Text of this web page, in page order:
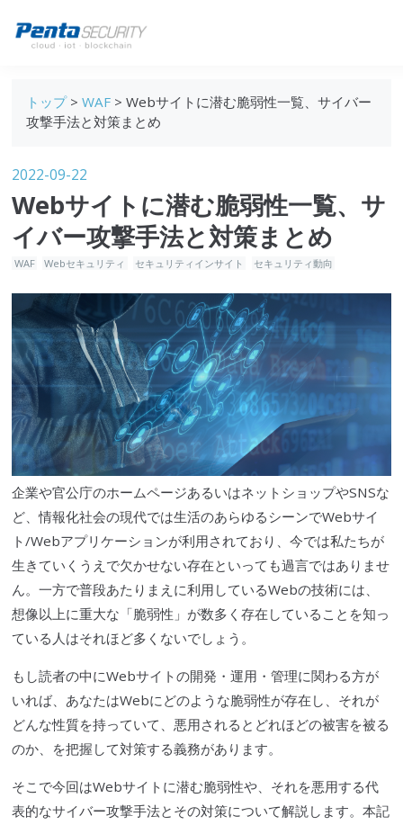
Webセキュリティ
技術ブログ
トップ> WAF> Webサイトに潜む脆弱性一覧、サイバー
攻撃手法と対策まとめ
2022-09-22
Webサイトに潜む脆弱性一覧、サ
イバー攻撃手法と対策まとめ
WAF Webセキュリティ セキュリティインサイト セキュリティ動向
企業や官公庁のホームページあるいはネットショップやSNSな
ど、情報化社会の現代では生活のあらゆるシーンでWebサイ
ト/Webアプリケーションが利用されており、今では私たちが
生きていくうえで欠かせない存在といっても過言ではありませ
ん。一方で普段あたりまえに利用しているWebの技術には、
想像以上に重大な「脆弱性 」が数多く存在していることを知っ
ている人はそれほど多くないでしょう。
もし読者の中にWebサイトの開発・運用・管理に関わる方が
いれば、あなたはWebにどのような脆弱性が存在し、それが
どんな性質を持っていて、悪用されるとどれほどの被害を被る
のか、を把握して対策する義務があります。
そこで今回はWebサイトに潜む脆弱性や、それを悪用する代
表的なサイバー攻撃手法とその対策について解説します。本記